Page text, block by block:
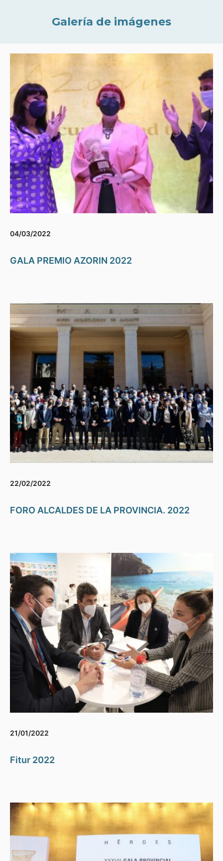
Galería de imágenes
04/03/2022
GALA PREMIO AZORIN 2022
22/02/2022
FORO ALCALDES DE LA PROVINCIA. 2022
21/01/2022
Fitur 2022